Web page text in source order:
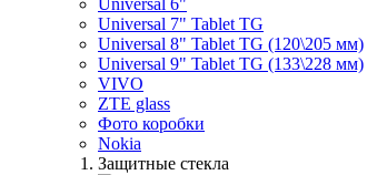
Universal 6"
Universal 7" Tablet TG
Universal 8" Tablet TG (120\205 мм)
Universal 9" Tablet TG (133\228 мм)
VIVO
ZTE glass
Фото коробки
Nokia
Защитные стекла